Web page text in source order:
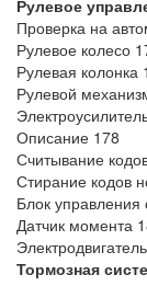
Рулевое
Проверка на
Рулевое колесо
Рулевая колонка
Рулевой
Описание 178
Считывание
Стирание кодов
Блок управления
Датчик момента
Тормозная